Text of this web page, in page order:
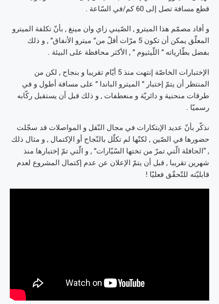
قطع مسافة تصل إلى 60 كم/في السّاعة .
و أفاد مصمّم هذا الميترو , الصّيني زاي وان مينغ , بأنّ تكلفة الميترو
المعلّق يمكن أن تكون 5 مرّات أقلّ من” ميترو الأنفاق” , و ذلك
بفضل بطّارياته ” اللّيثيوم ” , الأكثر محافظة على البيئة .
الإختبارات الخاصّة إنتهت منذ 5 أيّام تقريبا و بنجاح , لكن من
المنتظر أن يتمّ إختبار ” الميترو الباندا ” على مسافة أطول و في
طرقات منحنية و دائريّة و منعطفات , و ذلك قبل أن يستقبل ركّابه
رسميّا .
نذكّر بأنّ عديد الإبتكارات في مجال النّقل و المواصلات قد سجّلت
حضورها في الصّين , لكنّها لم تكلّل بالنّجاح أو الإكتمال , و مثال ذلك
, “الحافلة الّتي تمرّ من تختها السّيّارات” , و الّتي تمّ إختبارها منذ
شهرين تقريبا , قبل أن يتمّ الإعلان عن عدم إكتمال المشروع لعدم
قابليّته للتّحقّق فعليّا !